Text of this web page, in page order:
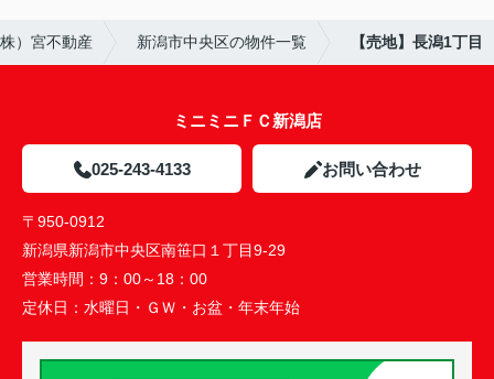
）宮不動産 新潟市中央区の物件一覧 【売地】長潟1丁目
ミニミニＦＣ新潟店
025-243-4133 お問い合わせ
〒950-0912
新潟県新潟市中央区南笹口１丁目9-29
営業時間： 9：00～18：00
定休日： 水曜日・ＧＷ・お盆・年末年始